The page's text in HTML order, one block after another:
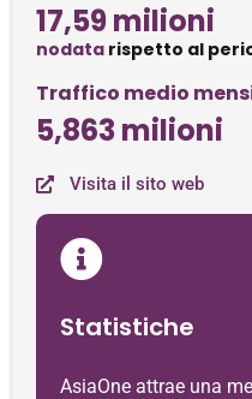
17,59 milioni
nodata rispetto al
Traffico medio
5,863 milioni
Visita il sito web
Statistiche
AsiaOne attrae una